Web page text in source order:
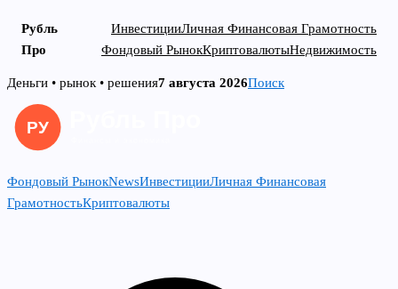
Рубль
Про
ИнвестицииЛичная Финансовая Грамотность
Фондовый РынокКриптовалютыНедвижимость
Skip
content
Деньги • рынок • решения7 августа 2026Поиск
Фондовый РынокNewsИнвестицииЛичная Финансовая
ГрамотностьКриптовалюты